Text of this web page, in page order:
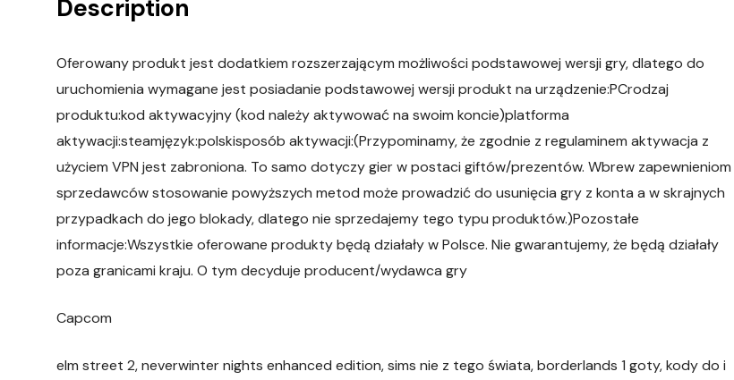
Description
Oferowany produkt jest dodatkiem rozszerzającym możliwości podstawowej wersji gry, dlatego do
uruchomienia wymagane jest posiadanie podstawowej wersji produkt na urządzenie:PCrodzaj
produktu:kod aktywacyjny (kod należy aktywować na swoim koncie)platforma
aktywacji:steamjęzyk:polskisposób aktywacji:(Przypominamy, że zgodnie z regulaminem aktywacja z
użyciem VPN jest zabroniona. To samo dotyczy gier w postaci giftów/prezentów. Wbrew zapewnieniom
sprzedawców stosowanie powyższych metod może prowadzić do usunięcia gry z konta a w skrajnych
przypadkach do jego blokady, dlatego nie sprzedajemy tego typu produktów.)Pozostałe
informacje:Wszystkie oferowane produkty będą działały w Polsce. Nie gwarantujemy, że będą działały
poza granicami kraju. O tym decyduje producent/wydawca gry
Capcom
elm street 2, neverwinter nights enhanced edition, sims nie z tego świata, borderlands 1 goty, kody do i